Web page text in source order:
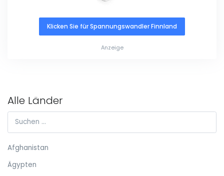
Klicken Sie für Spannungswandler Finnland
Anzeige
Alle Länder
Afghanistan
Ägypten